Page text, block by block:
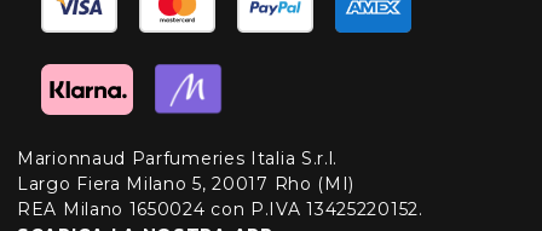
Marionnaud Parfumeries Italia S.r.l.
Largo Fiera Milano 5, 20017 Rho (MI)
REA Milano 1650024 con P.IVA 13425220152.